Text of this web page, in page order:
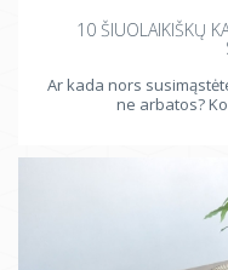
10 ŠIUOLAIKIŠKŲ
Ar kada nors
ne arbatos?